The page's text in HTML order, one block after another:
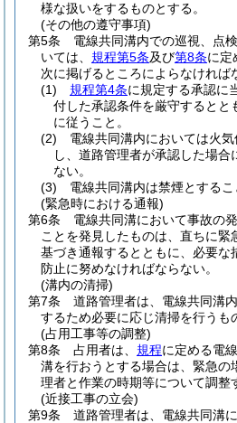
様な扱いをするものとする。
(その他の遵守事項)
第5条
電線共同溝内での巡視、点
いては、 規程第5条及び第8条に定
次に掲げるところによらなければ
(1)
規程第4条に規定する承認に
付した承認条件を厳守するとと
に従うこと。
(2)
電線共同溝内においては火気
し、道路管理者が承認した場合
ない。
(3)
電線共同溝内は禁煙とするこ
(緊急時における通報)
第6条
電線共同溝において事故の
ことを発見したものは、直ちに緊
基づき通報するとともに、必要な
防止に努めなければならない。
(溝内の清掃)
第7条
道路管理者は、電線共同溝
するため必要に応じ清掃を行うも
(占用工事等の調整)
第8条
占用者は、 規程に定める電
溝を行おうとする場合は、緊急の
理者と作業の時期等について調整
(近接工事の立会)
第9条
道路管理者は、電線共同溝